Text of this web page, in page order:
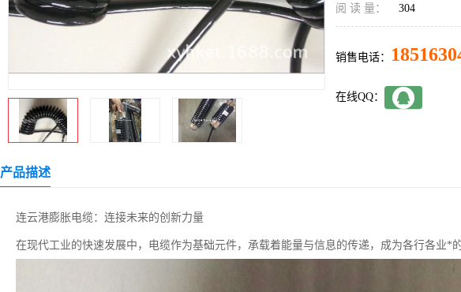
阅 读 量： 304
销售电话：
在线QQ：
产品描述
连云港膨胀电缆：连接未来的创新力量
在现代工业的快速发展中，电缆作为基础元件，承载着能量与信息的传递，成为各行各业*